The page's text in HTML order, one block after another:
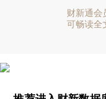
财新通会
可畅读全